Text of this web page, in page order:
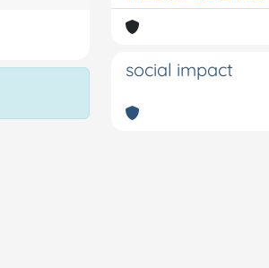
social impact